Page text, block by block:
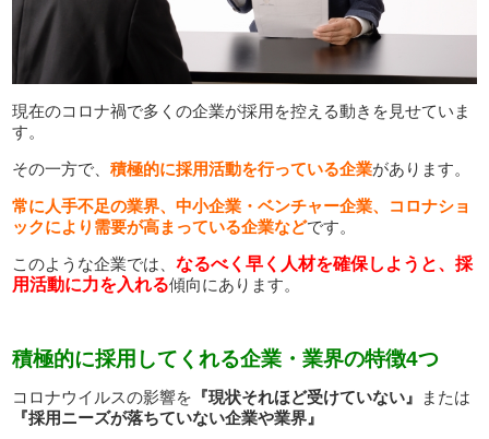
現在のコロナ禍で多くの企業が採用を控える動きを見せていま
す。
その一方で、積極的に採用活動を行っている企業があります。
常に人手不足の業界、中小企業・ベンチャー企業、コロナショ
ックにより需要が高まっている企業などです。
このような企業では、なるべく早く人材を確保しようと、採
用活動に力を入れる傾向にあります。
積極的に採用してくれる企業・業界の特徴4つ
コロナウイルスの影響を 『現状それほど受けていない』
または
『採用ニーズが落ちていない企業や業界』